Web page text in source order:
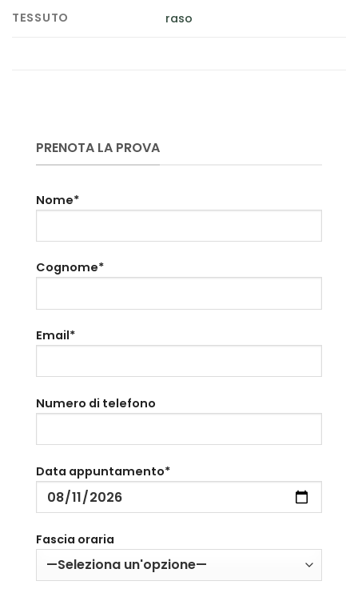
TESSUTO raso
PRENOTA LA PROVA
Nome*
Cognome*
Email*
Numero di telefono
Data appuntamento*
Fascia oraria